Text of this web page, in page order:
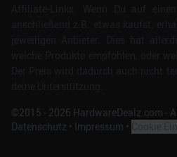
©2015 - 2026 HardwareDealz.com -
Datenschutz • Impressum •